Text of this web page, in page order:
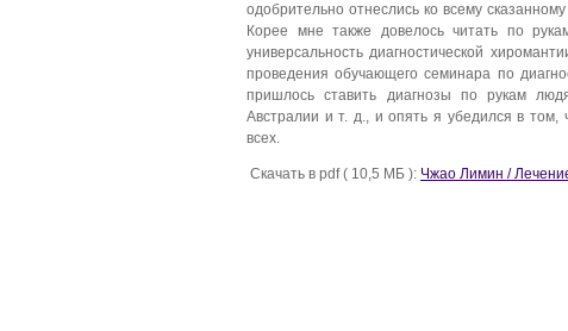
одобрительно отнеслись ко всему
Корее мне также довелось читать по
универсальность диагностической
проведения обучающего семинара по
пришлось ставить диагнозы по рукам
Австралии и т. д., и опять я убедился в том,
всех.
Скачать в pdf ( 10,5 МБ ): Чжао Лимин /